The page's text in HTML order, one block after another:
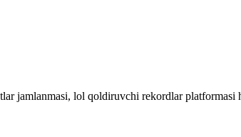
jamlanmasi, lol qoldiruvchi rekordlar platformasi